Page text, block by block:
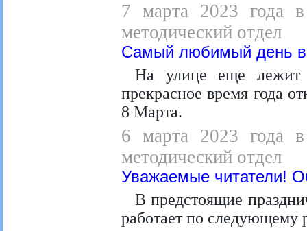
7 марта 2023 года в
методический отдел
Самый любимый день
На улице еще лежит
прекрасное время года
8 Марта.
6 марта 2023 года в
методический отдел
Уважаемые читатели!
В предстоящие
работает по следующему